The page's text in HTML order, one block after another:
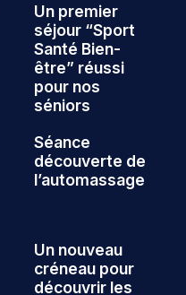
Un premier
séjour “Sport
Santé Bien-
être” réussi
pour nos
séniors
Séance
découverte de
l’automassage
Un nouveau
créneau pour
découvrir les